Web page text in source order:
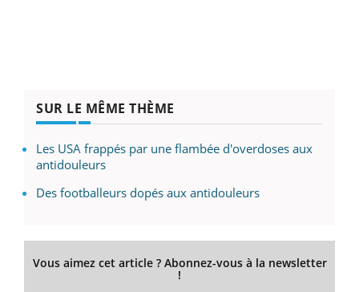
SUR LE MÊME THÈME
Les USA frappés par une flambée d'overdoses aux
antidouleurs
Des footballeurs dopés aux antidouleurs
Vous aimez cet article ? Abonnez-vous à la newsletter
!